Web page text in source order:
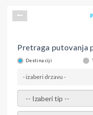
Pretraga putovanja
Destinaciji
- izaberi drzavu -
- izaberi tip -